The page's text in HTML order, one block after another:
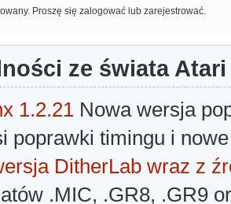
Proszę się zalogować lub zarejestrować.
ze świata Atari
1.2.21 Nowa wersja
poprawki timingu i
DitherLab wraz z
.MIC, .GR8, .GR9